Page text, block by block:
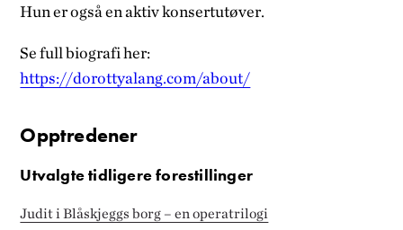
Hun er også en aktiv konsertutøver.
Se full biografi her:
https://dorottyalang.com/about/
Opptredener
Utvalgte tidligere forestillinger
Judit i Blåskjeggs borg – en operatrilogi